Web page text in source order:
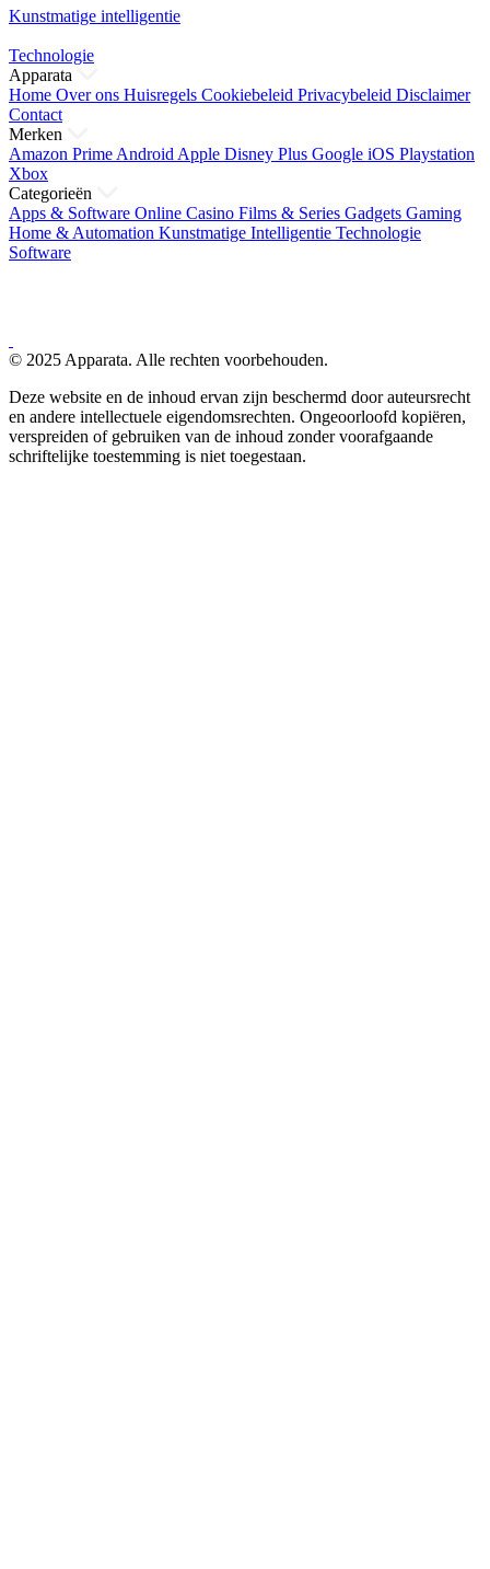
Kunstmatige intelligentie
Technologie
Apparata
Home Over ons Huisregels Cookiebeleid Privacybeleid Disclaimer
Contact
Merken
Amazon Prime Android Apple Disney Plus Google iOS Playstation
Xbox
Categorieën
Apps & Software Online Casino Films & Series Gadgets Gaming
Home & Automation Kunstmatige Intelligentie Technologie
Software
© 2025 Apparata. Alle rechten voorbehouden.
Deze website en de inhoud ervan zijn beschermd door auteursrecht
en andere intellectuele eigendomsrechten. Ongeoorloofd kopiëren,
verspreiden of gebruiken van de inhoud zonder voorafgaande
schriftelijke toestemming is niet toegestaan.